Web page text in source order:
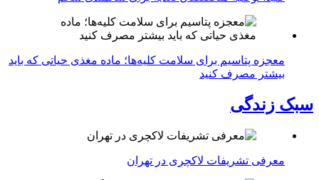
معجزه پتاسیم برای سلامت کلیه‌ها؛ ماده مغذی حیاتی که باید
بیشتر مصرف کنید
سبک زندگی
معرفی تشریفات لاکچری در تهران